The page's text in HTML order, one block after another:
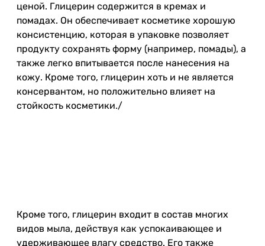
ценой. Глицерин содержится в кремах и
помадах. Он обеспечивает косметике хорошую
консистенцию, которая в упаковке позволяет
продукту сохранять форму (например, помады), а
также легко впитывается после нанесения на
кожу. Кроме того, глицерин хоть и не является
консервантом, но положительно влияет на
стойкость косметики./
Кроме того, глицерин входит в состав многих
видов мыла, действуя как успокаивающее и
удерживающее влагу средство. Его также